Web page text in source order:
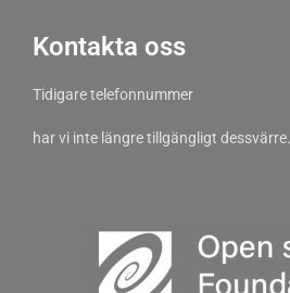
Kontakta oss
Tidigare telefonnummer
har vi inte längre tillgängligt dessvärre.